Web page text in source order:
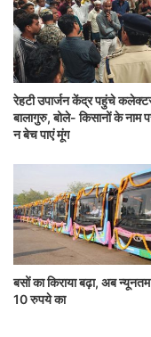
रेहटी उपार्जन केंद्र पहुंचे
बालागुरु, बोले- किसानों के नाम पर
न बेच पाएं मूंग
बसों का किराया बढ़ा, अब
10 रुपये का